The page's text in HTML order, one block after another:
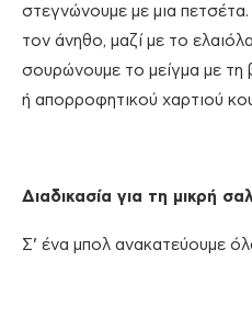
στεγνώνουμε με μια
τον άνηθο, μαζί με το
σουρώνουμε το μείγμα με τη
ή απορροφητικού χαρτιού
Διαδικασία για τη μικρή
Σ’ ένα μπολ ανακατεύουμε